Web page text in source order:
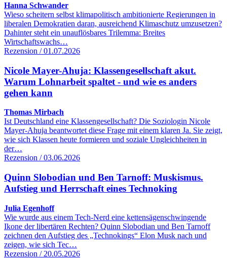
Hanna Schwander
Wieso scheitern selbst klimapolitisch ambitionierte Regierungen in
liberalen Demokratien daran, ausreichend Klimaschutz umzusetzen?
Dahinter steht ein unauflösbares Trilemma: Breites
Wirtschaftswachs…
Rezension / 01.07.2026
Nicole Mayer-Ahuja: Klassengesellschaft akut.
Warum Lohnarbeit spaltet - und wie es anders
gehen kann
Thomas Mirbach
Ist Deutschland eine Klassengesellschaft? Die Soziologin Nicole
Mayer-Ahuja beantwortet diese Frage mit einem klaren Ja. Sie zeigt,
wie sich Klassen heute formieren und soziale Ungleichheiten in
der…
Rezension / 03.06.2026
Quinn Slobodian und Ben Tarnoff: Muskismus.
Aufstieg und Herrschaft eines Technoking
Julia Egenhoff
Wie wurde aus einem Tech-Nerd eine kettensägenschwingende
Ikone der libertären Rechten? Quinn Slobodian und Ben Tarnoff
zeichnen den Aufstieg des „Technokings“ Elon Musk nach und
zeigen, wie sich Tec…
Rezension / 20.05.2026